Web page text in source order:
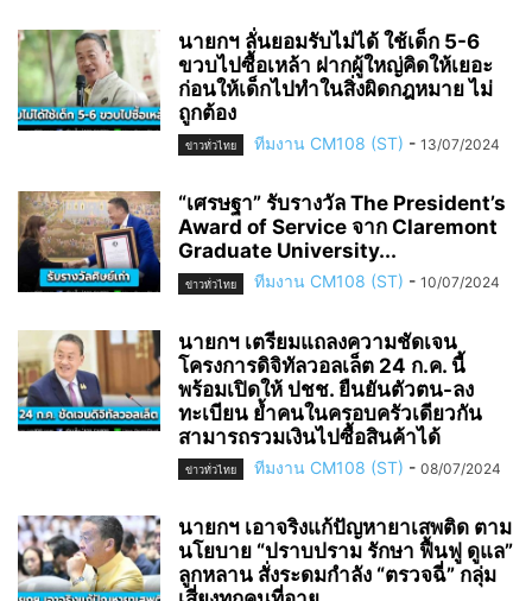
นายกฯ ลั่นยอมรับไม่ได้ ใช้เด็ก 5-6
ขวบไปซื้อเหล้า ฝากผู้ใหญ่คิดให้เยอะ
ก่อนให้เด็กไปทำในสิ่งผิดกฎหมาย ไม่
ถูกต้อง
ข่าวทั่วไทย ทีมงาน CM108 (ST) - 13/07/2024
“เศรษฐา” รับรางวัล The President’s
Award of Service จาก Claremont
Graduate University...
ข่าวทั่วไทย ทีมงาน CM108 (ST) - 10/07/2024
นายกฯ เตรียมแถลงความชัดเจน
โครงการดิจิทัลวอลเล็ต 24 ก.ค. นี้
พร้อมเปิดให้ ปชช. ยืนยันตัวตน-ลง
ทะเบียน ย้ำคนในครอบครัวเดียวกัน
สามารถรวมเงินไปซื้อสินค้าได้
ข่าวทั่วไทย ทีมงาน CM108 (ST) - 08/07/2024
นายกฯ เอาจริงแก้ปัญหายาเสพติด ตาม
นโยบาย “ปราบปราม รักษา ฟื้นฟู ดูแล”
ลูกหลาน สั่งระดมกำลัง “ตรวจฉี่” กลุ่ม